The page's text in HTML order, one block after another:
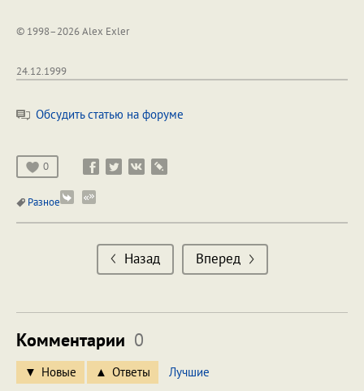
© 1998–2026 Alex Exler
24.12.1999
Обсудить статью на форуме
0
Разное
Назад Вперед
Комментарии 0
Новые Ответы Лучшие